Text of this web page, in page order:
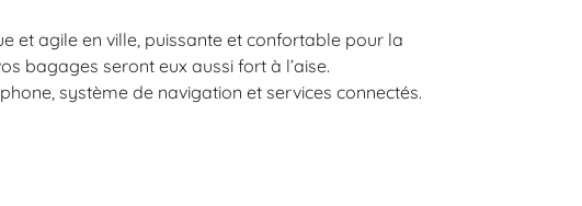
et agile en ville, puissante et confortable pour la
bagages seront eux aussi fort à l’aise.
système de navigation et services connectés.